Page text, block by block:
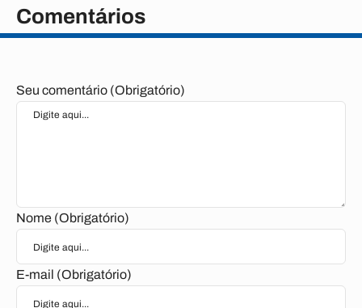
Comentários
Seu comentário (Obrigatório)
Nome (Obrigatório)
E-mail (Obrigatório)